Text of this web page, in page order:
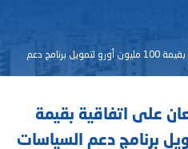
المغرب وألمانيا يوقعان على اتفاقية بقيمة 100 مليون أورو لتمويل برنامج دعم
على اتفاقية بقيمة
برنامج دعم السياسات